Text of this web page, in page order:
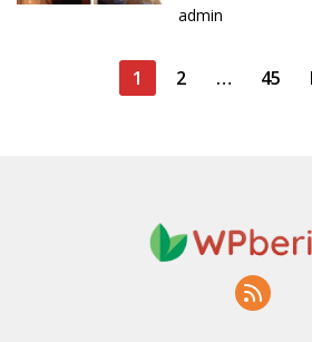
admin
1 2 … 45